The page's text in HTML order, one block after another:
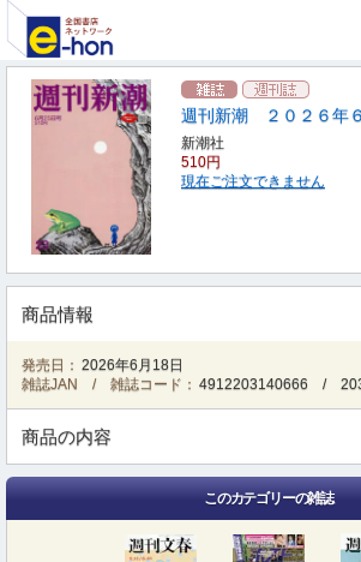
週刊新潮 ２０２６年
新潮社
510円
現在ご注文できません
商品情報
発売日： 2026年6月18日
雑誌JAN / 雑誌コード： 4912203140666 /
商品の内容
このカテゴリーの雑誌